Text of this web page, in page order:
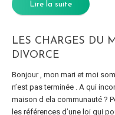
Lire la suite
LES CHARGES DU
DIVORCE
Bonjour , mon mari et moi
n’est pas terminée . A qui
maison d ela communauté ?
les références d’une loi qui